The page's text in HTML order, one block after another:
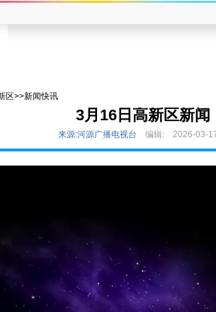
区>>新闻快讯
3月16日高新区新闻
来源:河源广播电视台 编辑: 2026-03-